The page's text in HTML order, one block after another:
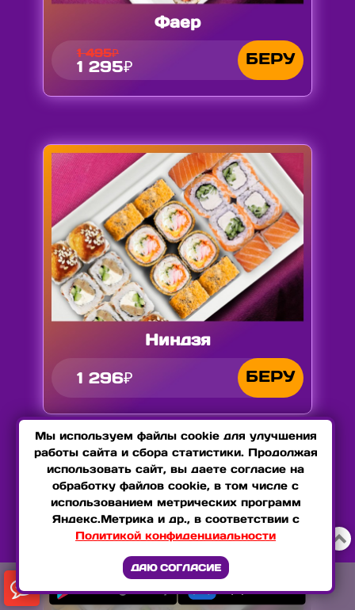
Фаер
1 495₽
1 295₽ БЕРУ
Ниндзя
1 296₽
БЕРУ

Мы используем файлы cookie для улучшения
работы сайта и сбора статистики. Продолжая
использовать сайт, вы даете согласие на
обработку файлов cookie, в том числе с
использованием метрических программ
Яндекс.Метрика и др., в соответствии с
Политикой конфиденциальности
ДАЮ СОГЛАСИЕ
